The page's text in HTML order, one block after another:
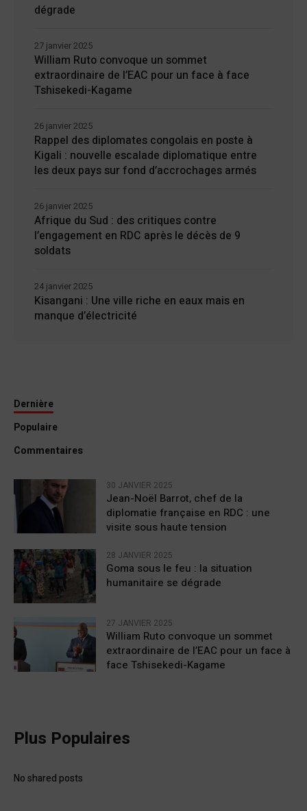
dégrade
William Ruto convoque un sommet
extraordinaire de l’EAC pour un face à face
Tshisekedi-Kagame
27 janvier 2025
Rappel des diplomates congolais en poste à
Kigali : nouvelle escalade diplomatique entre
les deux pays sur fond d’accrochages armés
26 janvier 2025
Afrique du Sud : des critiques contre
l’engagement en RDC après le décès de 9
soldats
26 janvier 2025
Kisangani : Une ville riche en eaux mais en
manque d’électricité
24 janvier 2025
Dernière
Populaire
Commentaires
30 JANVIER 2025
Jean-Noël Barrot, chef de la
diplomatie française en RDC : une
visite sous haute tension
28 JANVIER 2025
Goma sous le feu : la situation
humanitaire se dégrade
27 JANVIER 2025
William Ruto convoque un sommet
extraordinaire de l’EAC pour un face à
face Tshisekedi-Kagame
Plus Populaires
No shared posts